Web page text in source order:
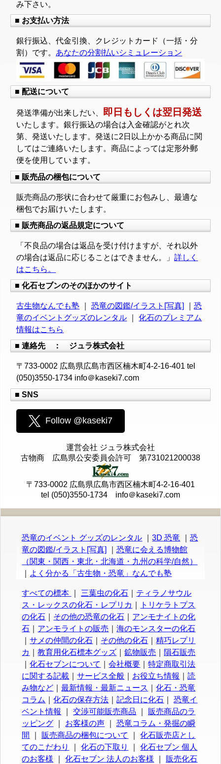
み下さい。
■ お支払い方法
銀行振込、代金引換、クレジットカード（一括・分
割）です。 あなたの分割払いシミュレーション
■ 配送について
発送準備が出来しだい、 即日もしくは翌日発送
いたします。銀行振込の場合は入金確認がとれ次
第、発送いたします。発送に2日以上かかる商品に関
してはご連絡いたします。商品によっては定形外郵
便を使用しています。
■ 販売品の梱包について
販売商品の形状に合わせて厳重にお包みし、最適な
梱包でお届けいたします。
■ 販売商品の返品規定について
「不良品の場合は返品を受け付けますが、それ以外
の場合は返品に応じることはできません。」詳しく
はこちら。
■ 化石セブンのそのほかのサイト
古生物なんでも塾 ｜恐竜の図鑑/イラスト[写真] ｜恐
竜のイベントグッズのレンタル ｜化石のプレミアム
情報はこちら
■ 連絡先 ： ジュラ株式会社
〒733-0002 広島県広島市西区楠木町4-2-16-401 tel
(050)3550-1734 info＠kaseki7.com
■ SNS
Follow @kaseki7
運営会社 ジュラ株式会社
古物商 広島県公安委員会許可 第731021200038
〒733-0002 広島県広島市西区楠木町4-2-16-401
tel (050)3550-1734 info＠kaseki7.com
恐竜のイベント グッズのレンタル ｜3D 恐竜 ｜恐
竜の図鑑/イラスト[写真]
｜恐竜に会える博物館
（関東・関西・東北・北海道・九州の科学/自然）
よく分かる「古生物・恐竜」なんでも塾
すべての標本 三葉虫の化石
ティラノサウル
ス・レックスの化石・レプリカ
トリケラトプス
の化石
その他の恐竜の化石
アンモナイトの化
石
アンモライトの販売 ｜海のモンスターの化石
｜サメの仲間の化石 その他の化石 ｜精巧レプリ
カ
｜教育用化石標本グッズ ｜鉱物販売
隕石販売
｜化石セブンについて ｜会社概要 ｜特定商取引法
に関する記載 ｜サービス全般 お役立ち情報 ｜読
み物など ｜最新情報・最新ニュース ｜化石・恐竜
コラム
｜化石の保存方法 ｜記念日に化石 ｜恐竜イ
ベント情報
｜交渉可能販売商品
販売商品のラ
ッピング
お客様の声 ｜恐竜コラム・発掘の瞬
間
販売商品の梱包について ｜化石販売店とし
てのこだわり
｜化石の下取り ｜化石セブン 個人
のお客様 ｜化石セブン 法人のお客様 販売化石